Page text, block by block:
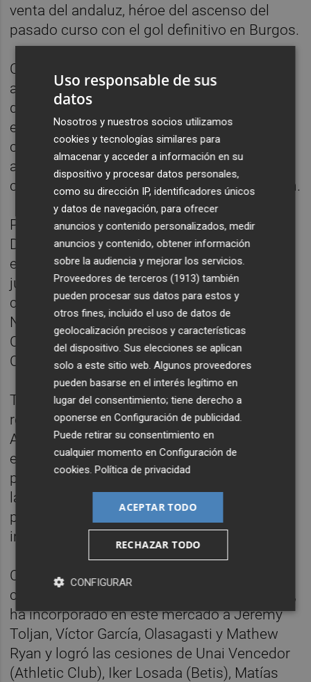
venta del andaluz, héroe del ascenso del
pasado curso con el gol definitivo en Burgos.
Carlos Álvarez ha empezado la temporada
algo mermado por la pubalgia que sufrió
durante la pretemporada, pero en el Levante
esperan que en estas dos semanas sin
competición en Primera coja el ritmo
adecuado y a partir de la cuarta jornada del
campeonato empiece a dar su mejor versión.
Porque el Levante, tras perder ante el
Deportivo Alavés, FC Barcelona y Elche CF,
es uno de los colistas de Primera División y
junto al Girona, el único equipo de la
categoría que todavía no ha puntuado.
Necesita una reacción inmediata y en el
Ciutat de València esperan que la dupla
Carlos Álvarez-Etta Eyong sea determinante.
También espera el entrenador Julián Calero
recuperar a los lesionados Matturro, Koya y
Arriaga, tres de los fichajes del Levante en
este verano que todavía no han debutado
por las distintas lesiones que han sufrido en
la pretemporada y que deberían estar listos
para trabajar con el grupo de forma
inminente.
Con una inversión global por debajo de los
cinco millones de euros, el Levante, además,
ha incorporado en este mercado a Jeremy
Toljan, Víctor García, Olasagasti y Mathew
Ryan y logró las cesiones de Unai Vencedor
(Athletic Club), Iker Losada (Betis), Matías
Uso responsable de sus
datos
Nosotros y nuestros socios utilizamos
cookies y tecnologías similares para
almacenar y acceder a información en su
dispositivo y procesar datos personales,
como su dirección IP, identificadores únicos
y datos de navegación, para ofrecer
anuncios y contenido personalizados, medir
anuncios y contenido, obtener información
sobre la audiencia y mejorar los servicios.
Proveedores de terceros (1913) también
pueden procesar sus datos para estos y
otros fines, incluido el uso de datos de
geolocalización precisos y características
del dispositivo. Sus elecciones se aplican
solo a este sitio web. Algunos proveedores
pueden basarse en el interés legítimo en
lugar del consentimiento; tiene derecho a
oponerse enConfiguración de publicidad.
Puede retirar su consentimiento en
cualquier momento enConfiguración de
cookies.Política de privacidad
ACEPTAR TODO
RECHAZAR TODO
CONFIGURAR